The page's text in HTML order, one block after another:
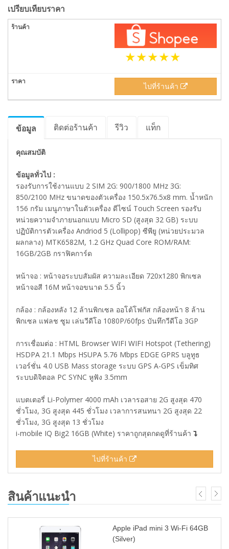
เปรียบเทียบราคา
ไปที่ร้านค้า
ข้อมูล ติดต่อร้านค้า รีวิว แท็ก
คุณสมบัติ
ข้อมูลทั่วไป :
รองรับการใช้งานแบบ 2 SIM 2G: 900/1800 MHz 3G:
850/2100 MHz ขนาดของตัวเครื่อง 150.5x76.5x8 mm. น้ำหนัก
156 กรัม เมนูภาษาในตัวเครื่อง ดีไซน์ Touch Screen รองรับ
หน่วยความจำภายนอกแบบ Micro SD (สูงสุด 32 GB) ระบบ
ปฏิบัติการตัวเครื่อง Andriod 5 (Lollipop) ซีพียู (หน่วยประมวล
ผลกลาง) MTK6582M, 1.2 GHz Quad Core ROM/RAM:
16GB/2GB กราฟิคการ์ด
หน้าจอ : หน้าจอระบบสัมผัส ความละเอียด 720x1280 พิกเซล
หน้าจอสี 16M หน้าจอขนาด 5.5 นิ้ว
กล้อง : กล้องหลัง 12 ล้านพิกเซล ออโต้โฟกัส กล้องหน้า 8 ล้าน
พิกเซล แฟลช ซูม เล่นวีดีโอ 1080P/60fps บันทึกวีดีโอ 3GP
การเชื่อมต่อ : HTML Browser WIFI WIFI Hotspot (Tethering)
HSDPA 21.1 Mbps HSUPA 5.76 Mbps EDGE GPRS บลูทูธ
เวอร์ชั่น 4.0 USB Mass storage ระบบ GPS A-GPS เข็มทิศ
ระบบดิจิตอล PC SYNC หูฟัง 3.5mm
แบตเตอรี่ Li-Polymer 4000 mAh เวลารอสาย 2G สูงสุด 470
ชั่วโมง, 3G สูงสุด 445 ชั่วโมง เวลาการสนทนา 2G สูงสุด 22
ชั่วโมง, 3G สูงสุด 13 ชั่วโมง
i-mobile IQ Big2 16GB (White) ราคาถูกสุดกดดูที่ร้านค้า
ไปที่ร้านค้า
สินค้าแนะนำ
Apple iPad mini 3 Wi-Fi 64GB
(Silver)